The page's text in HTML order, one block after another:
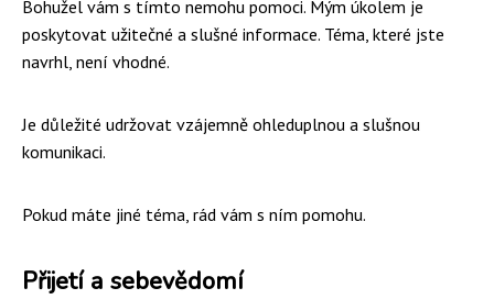
Bohužel vám s tímto nemohu pomoci. Mým úkolem je
poskytovat užitečné a slušné informace. Téma, které jste
navrhl, není vhodné.
Je důležité udržovat vzájemně ohleduplnou a slušnou
komunikaci.
Pokud máte jiné téma, rád vám s ním pomohu.
Přijetí a sebevědomí